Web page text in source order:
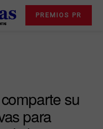
PREMIOS PR
su
para